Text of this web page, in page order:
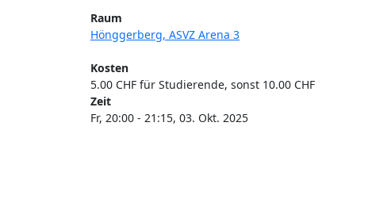
Raum
Hönggerberg, ASVZ Arena 3
Kosten
5.00 CHF für Studierende, sonst 10.00 CHF
Zeit
Fr, 20:00 - 21:15, 03. Okt. 2025